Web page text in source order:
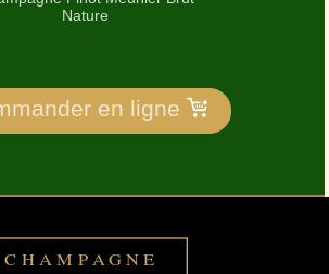
Nature
en ligne